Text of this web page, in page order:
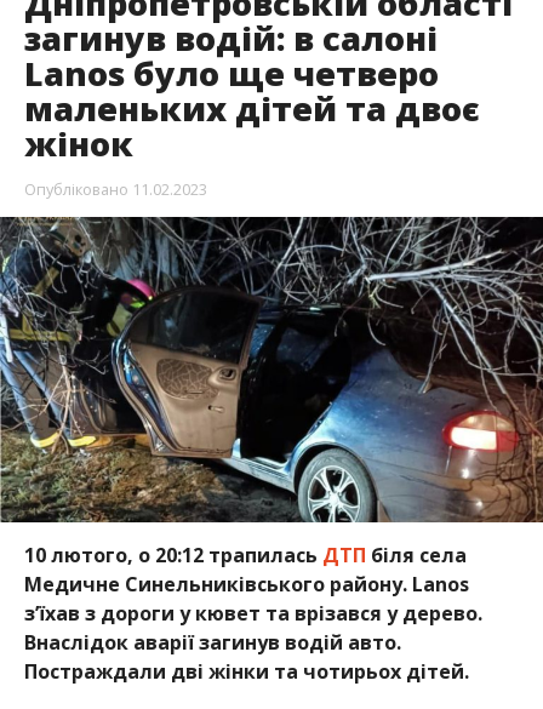
загинув водій: в салоні
Lanos було ще четверо
маленьких дітей та двоє
жінок
Опубліковано 11.02.2023
10 лютого, о 20:12 трапилась ДТП біля села
Медичне Синельниківського району. Lanos
з’їхав з дороги у кювет та врізався у дерево.
Внаслідок аварії загинув водій авто.
Постраждали дві жінки та чотирьох дітей.